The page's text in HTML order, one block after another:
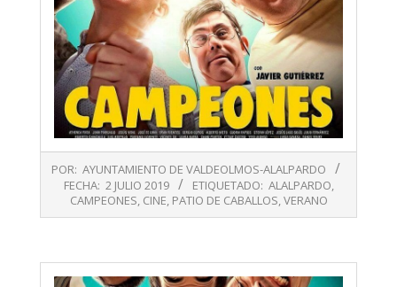
07-
POR: AYUNTAMIENTO DE VALDEOLMOS-ALALPARDO
FECHA: 2 JULIO 2019 ETIQUETADO: ALALPARDO,
CAMPEONES, CINE, PATIO DE CABALLOS,VERANO